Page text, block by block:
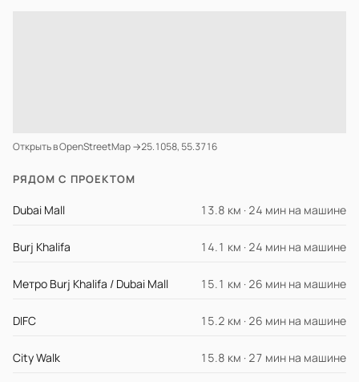
Открыть в OpenStreetMap →25.1058, 55.3716
РЯДОМ С ПРОЕКТОМ
Dubai Mall 13.8 км · 24 мин на машине
Burj Khalifa 14.1 км · 24 мин на машине
Метро Burj Khalifa / Dubai Mall 15.1 км · 26 мин на машине
DIFC 15.2 км · 26 мин на машине
City Walk 15.8 км · 27 мин на машине